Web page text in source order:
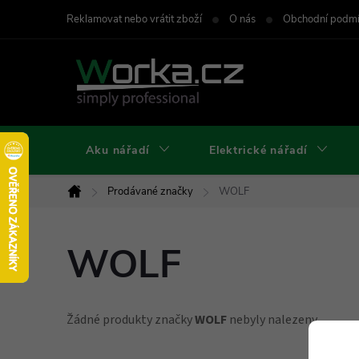
Reklamovat nebo vrátit zboží O nás Obchodní
Aku nářadí Elektrické nářadí
Domů
Prodávané značky WOLF
WOLF
Žádné produkty značkyWOLF nebyly nalezeny...